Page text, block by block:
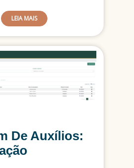
principais:
auxílios por tipo
Saúde, Saúde –
Saúde – Membros),
por nome e situação
de Auxílio: Permite
ou data de
Cálculo: Interface para
LEIA MAIS
De Auxílios: